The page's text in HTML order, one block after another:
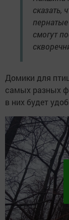
сказать,
смогут
Домики для
самых разных
в них будет